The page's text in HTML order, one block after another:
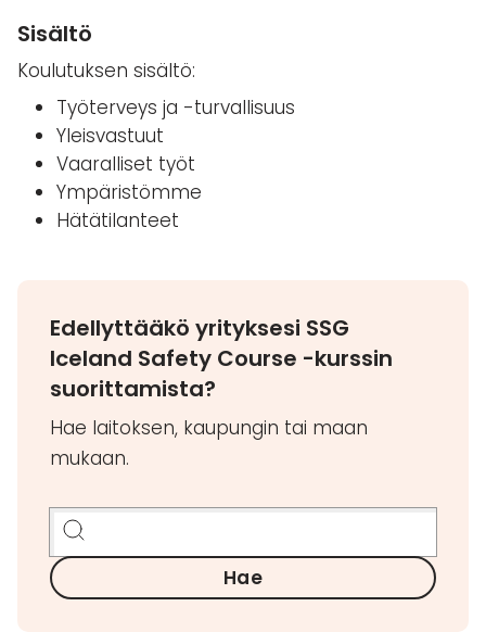
Sisältö
Koulutuksen sisältö:
Työterveys ja -turvallisuus
Yleisvastuut
Vaaralliset työt
Ympäristömme
Hätätilanteet
Edellyttääkö yrityksesi SSG
Iceland Safety Course -kurssin
suorittamista?
Hae laitoksen, kaupungin tai maan
mukaan.
Hae